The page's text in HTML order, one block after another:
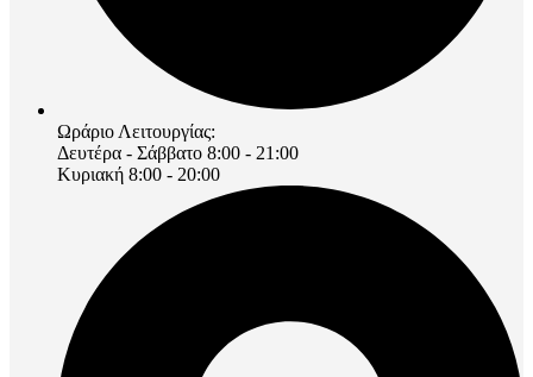
Ωράριο Λειτουργίας:
Δευτέρα - Σάββατο 8:00 - 21:00
Κυριακή 8:00 - 20:00